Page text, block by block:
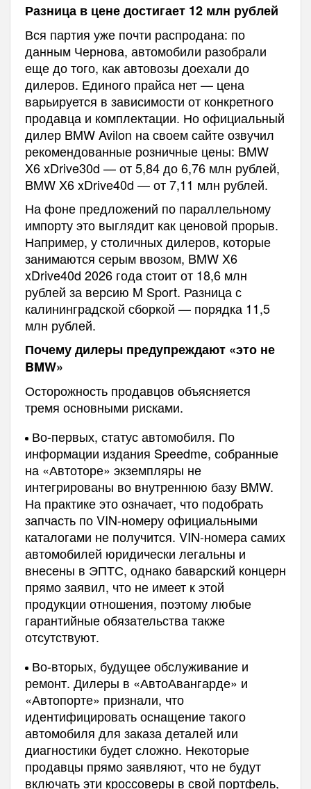
Разница в цене достигает 12 млн рублей
Вся партия уже почти распродана: по
данным Чернова, автомобили разобрали
еще до того, как автовозы доехали до
дилеров. Единого прайса нет — цена
варьируется в зависимости от конкретного
продавца и комплектации. Но официальный
дилер BMW Avilon на своем сайте озвучил
рекомендованные розничные цены: BMW
X6 xDrive30d — от 5,84 до 6,76 млн рублей,
BMW X6 xDrive40d — от 7,11 млн рублей.
На фоне предложений по параллельному
импорту это выглядит как ценовой прорыв.
Например, у столичных дилеров, которые
занимаются серым ввозом, BMW X6
xDrive40d 2026 года стоит от 18,6 млн
рублей за версию M Sport. Разница с
калининградской сборкой — порядка 11,5
млн рублей.
Почему дилеры предупреждают «это не
BMW»
Осторожность продавцов объясняется
тремя основными рисками.
Во-первых, статус автомобиля. По
информации издания Speedme, собранные
на «Автоторе» экземпляры не
интегрированы во внутреннюю базу BMW.
На практике это означает, что подобрать
запчасть по VIN‑номеру официальными
каталогами не получится. VIN‑номера самих
автомобилей юридически легальны и
внесены в ЭПТС, однако баварский концерн
прямо заявил, что не имеет к этой
продукции отношения, поэтому любые
гарантийные обязательства также
отсутствуют.
Во-вторых, будущее обслуживание и
ремонт. Дилеры в «АвтоАвангарде» и
«Автопорте» признали, что
идентифицировать оснащение такого
автомобиля для заказа деталей или
диагностики будет сложно. Некоторые
продавцы прямо заявляют, что не будут
включать эти кроссоверы в свой портфель,